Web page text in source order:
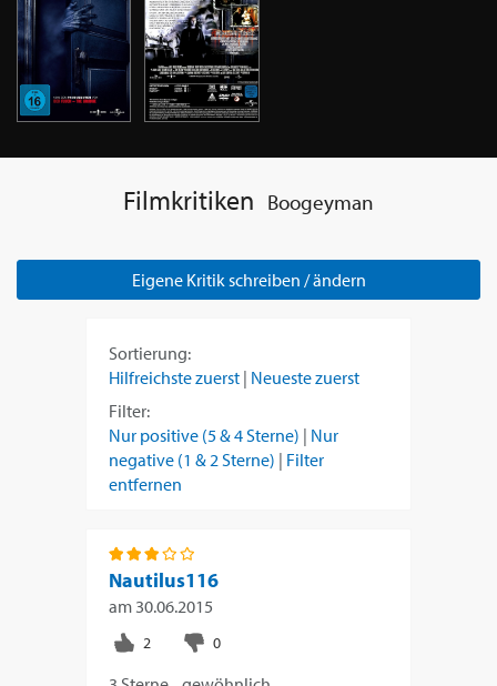
Filmkritiken Boogeyman
Eigene Kritik schreiben / ändern
Sortierung:
Hilfreichste zuerst | Neueste zuerst
Filter:
Nur positive (5 & 4 Sterne) | Nur
negative (1 & 2 Sterne) | Filter
entfernen
Nautilus116
am 30.06.2015